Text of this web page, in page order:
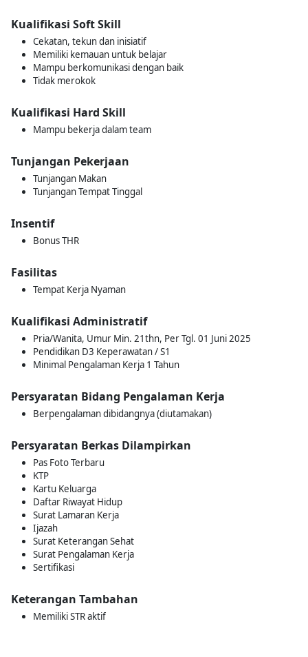
Kualifikasi Soft Skill
Cekatan, tekun dan inisiatif
Memiliki kemauan untuk belajar
Mampu berkomunikasi dengan baik
Tidak merokok
Kualifikasi Hard Skill
Mampu bekerja dalam team
Tunjangan Pekerjaan
Tunjangan Makan
Tunjangan Tempat Tinggal
Insentif
Bonus THR
Fasilitas
Tempat Kerja Nyaman
Kualifikasi Administratif
Pria/Wanita, Umur Min. 21thn, Per Tgl. 01 Juni 2025
Pendidikan D3 Keperawatan / S1
Minimal Pengalaman Kerja 1 Tahun
Persyaratan Bidang Pengalaman Kerja
Berpengalaman dibidangnya (diutamakan)
Persyaratan Berkas Dilampirkan
Pas Foto Terbaru
KTP
Kartu Keluarga
Daftar Riwayat Hidup
Surat Lamaran Kerja
Ijazah
Surat Keterangan Sehat
Surat Pengalaman Kerja
Sertifikasi
Keterangan Tambahan
Memiliki STR aktif